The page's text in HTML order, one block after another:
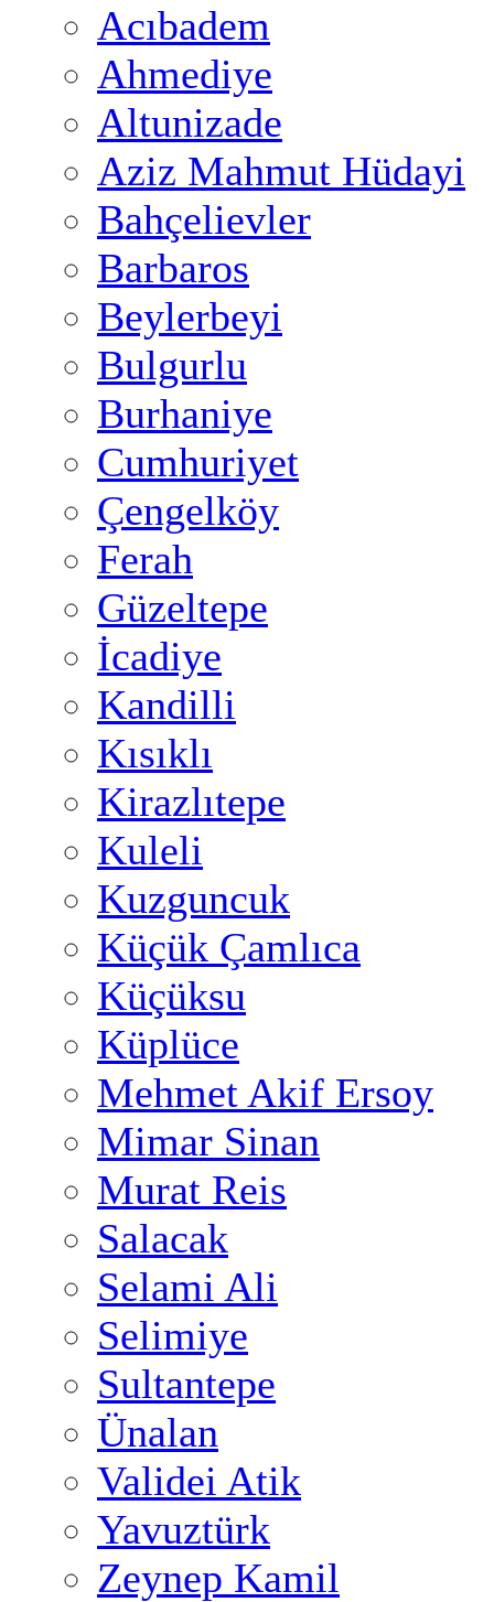
Acıbadem
Ahmediye
Altunizade
Aziz Mahmut Hüdayi
Bahçelievler
Barbaros
Beylerbeyi
Bulgurlu
Burhaniye
Cumhuriyet
Çengelköy
Ferah
Güzeltepe
İcadiye
Kandilli
Kısıklı
Kirazlıtepe
Kuleli
Kuzguncuk
Küçük Çamlıca
Küçüksu
Küplüce
Mehmet Akif Ersoy
Mimar Sinan
Murat Reis
Salacak
Selami Ali
Selimiye
Sultantepe
Ünalan
Validei Atik
Yavuztürk
Zeynep Kamil